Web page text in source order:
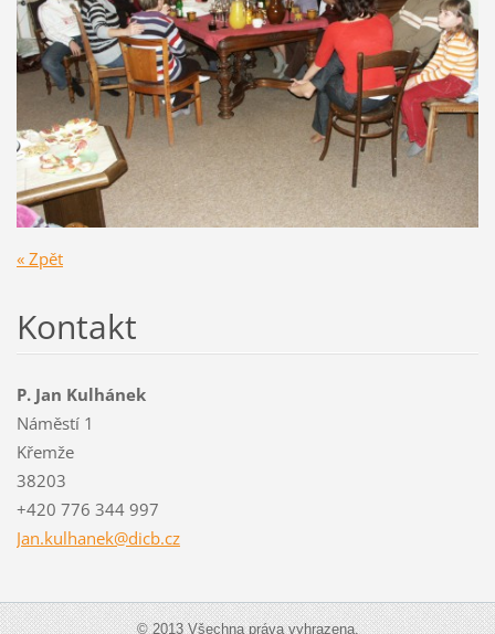
« Zpět
Kontakt
P. Jan Kulhánek
Náměstí 1
Křemže
38203
+420 776 344 997
Jan.kulhanek@dicb.cz
© 2013 Všechna práva vyhrazena.